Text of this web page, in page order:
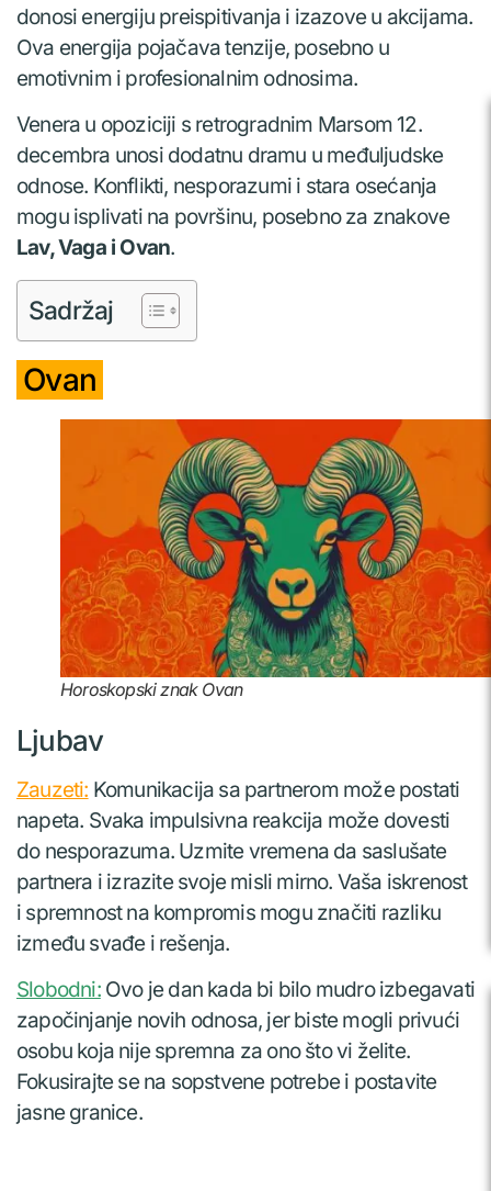
donosi energiju preispitivanja i izazove u akcijama.
Ova energija pojačava tenzije, posebno u
emotivnim i profesionalnim odnosima.
Venera u opoziciji s retrogradnim Marsom 12.
decembra unosi dodatnu dramu u međuljudske
odnose. Konflikti, nesporazumi i stara osećanja
mogu isplivati na površinu, posebno za znakove
Lav, Vaga i Ovan.
Sadržaj
Ovan
Horoskopski znak Ovan
Ljubav
Zauzeti: Komunikacija sa partnerom može postati
napeta. Svaka impulsivna reakcija može dovesti
do nesporazuma. Uzmite vremena da saslušate
partnera i izrazite svoje misli mirno. Vaša iskrenost
i spremnost na kompromis mogu značiti razliku
između svađe i rešenja.
Slobodni:Ovo je dan kada bi bilo mudro izbegavati
započinjanje novih odnosa, jer biste mogli privući
osobu koja nije spremna za ono što vi želite.
Fokusirajte se na sopstvene potrebe i postavite
jasne granice.